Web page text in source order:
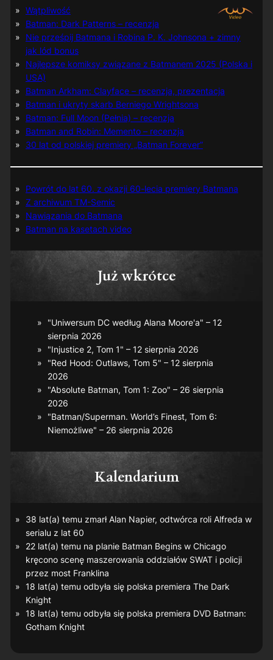
Wątpliwość
Batman: Dark Patterns – recenzja
Nie prześpij Batmana i Robina P. K. Johnsona + zimny
jak lód bonus
Najlepsze komiksy związane z Batmanem 2025 (Polska i
USA)
Batman Arkham: Clayface – recenzja, prezentacja
Batman i ukryty skarb Berniego Wrightsona
Batman: Full Moon (Pełnia) – recenzja
Batman and Robin: Memento – recenzja
30 lat od polskiej premiery „Batman Forever”
Powrót do lat 60. z okazji 60-lecia premiery Batmana
Z archiwum TM-Semic
Nawiązania do Batmana
Batman na kasetach video
Już wkrótce
"Uniwersum DC według Alana Moore'a" – 12
sierpnia 2026
"Injustice 2, Tom 1" – 12 sierpnia 2026
"Red Hood: Outlaws, Tom 5" – 12 sierpnia
2026
"Absolute Batman, Tom 1: Zoo" – 26 sierpnia
2026
"Batman/Superman. World’s Finest, Tom 6:
Niemożliwe" – 26 sierpnia 2026
Kalendarium
38 lat(a) temu zmarł Alan Napier, odtwórca roli Alfreda w
serialu z lat 60
22 lat(a) temu na planie Batman Beginsw Chicago
kręcono scenę maszerowania oddziałów SWAT i policji
przez most Franklina
18 lat(a) temu odbyła się polska premiera The Dark
Knight
18 lat(a) temu odbyła się polska premiera DVD Batman:
Gotham Knight